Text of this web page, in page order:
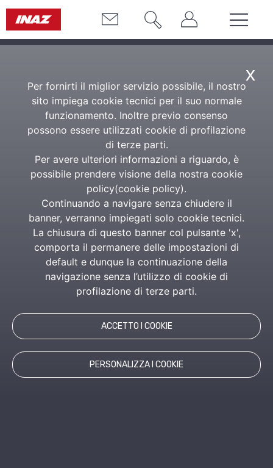
x
Per fornirti il miglior servizio possibile, il nostro
sito impiega cookie tecnici per il suo normale
funzionamento. Inoltre previo consenso
possono essere utilizzati cookie di profilazione
di terze parti.
Per avere ulteriori informazioni a riguardo, è
possibile prendere visione della nostra cookie
policy(cookie policy).
Continuando a navigare senza chiudere il
banner, verranno impiegati solo cookie tecnici.
La chiusura di questo banner col pulsante 'x',
comporta il permanere delle impostazioni di
default e dunque la continuazione della
navigazione senza l’utilizzo di cookie di
profilazione di terze parti.
ACCETTO I COOKIE
PERSONALIZZA I COOKIE